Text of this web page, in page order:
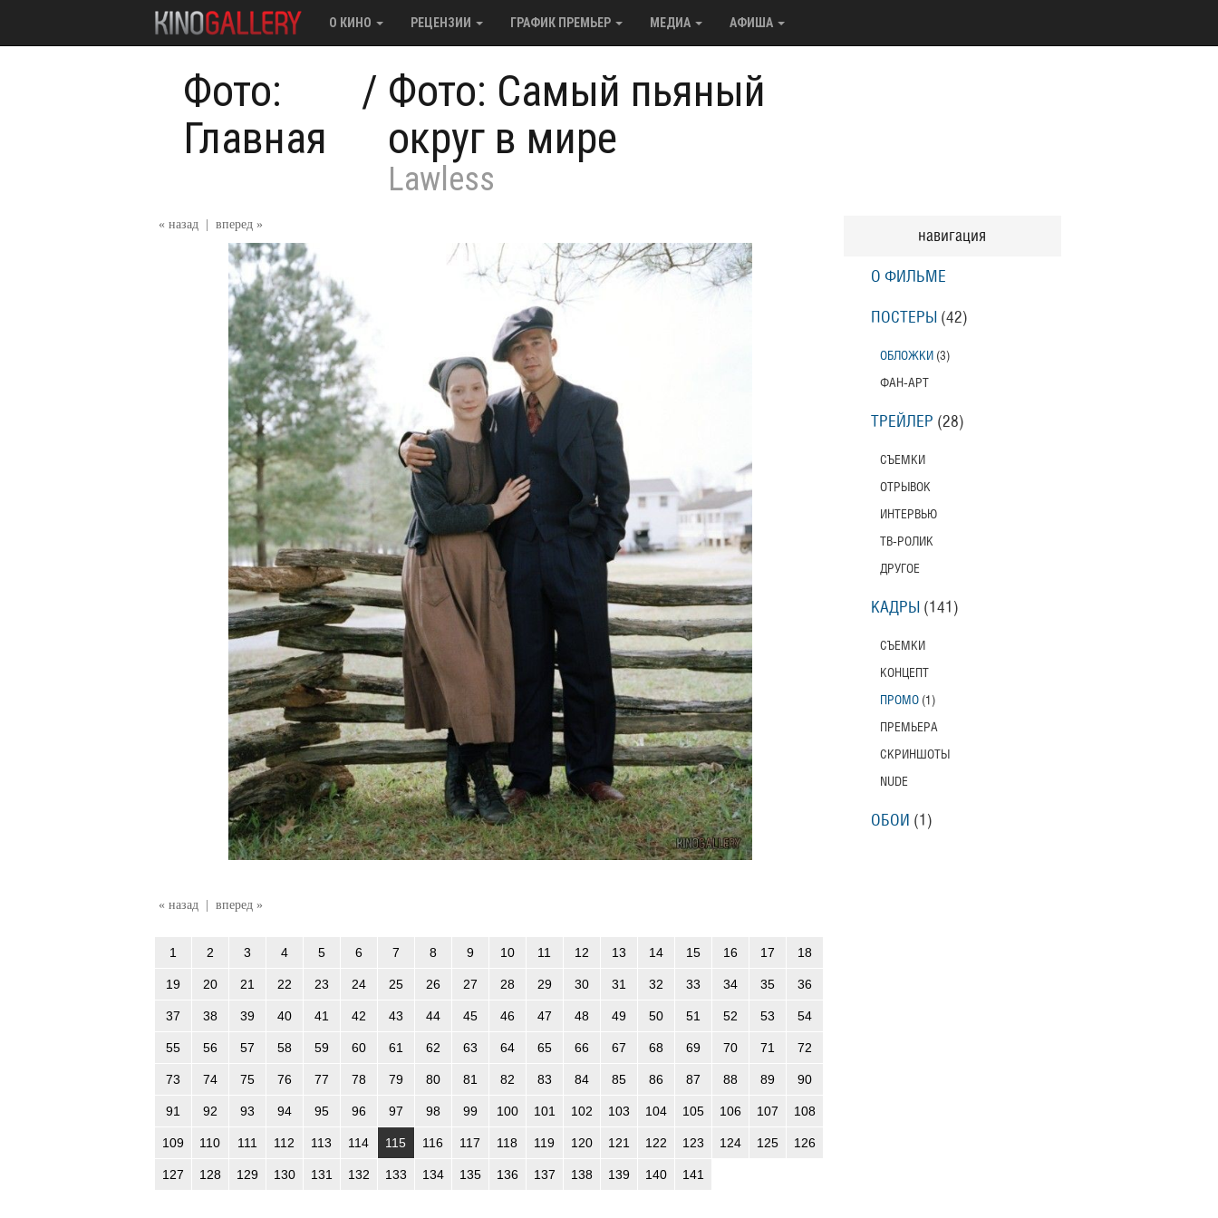
О КИНО РЕЦЕНЗИИ ГРАФИК ПРЕМЬЕР МЕДИА АФИША
Фото:
Главная
/ Фото: Самый пьяный
округ в мире
Lawless
« назад вперед »
« назад вперед »
1 2 3 4 5 6 7 8 9 10 11 12 13 14 15 16 17 18
19 20 21 22 23 24 25 26 27 28 29 30 31 32 33 34 35 36
37 38 39 40 41 42 43 44 45 46 47 48 49 50 51 52 53 54
55 56 57 58 59 60 61 62 63 64 65 66 67 68 69 70 71 72
73 74 75 76 77 78 79 80 81 82 83 84 85 86 87 88 89 90
91 92 93 94 95 96 97 98 99 100 101 102 103 104 105 106 107 108
109 110 111 112 113 114 115 116 117 118 119 120 121 122 123 124 125 126
127 128 129 130 131 132 133 134 135 136 137 138 139 140 141
навигация
О ФИЛЬМЕ
ПОСТЕРЫ (42)
ОБЛОЖКИ (3)
ФАН-АРТ
ТРЕЙЛЕР (28)
СЪЕМКИ
ОТРЫВОК
ИНТЕРВЬЮ
ТВ-РОЛИК
ДРУГОЕ
КАДРЫ (141)
СЪЕМКИ
КОНЦЕПТ
ПРОМО (1)
ПРЕМЬЕРА
СКРИНШОТЫ
NUDE
ОБОИ (1)